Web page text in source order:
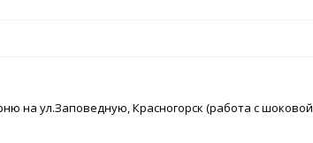
на ул.Заповедную, Красногорск (работа с шоковой